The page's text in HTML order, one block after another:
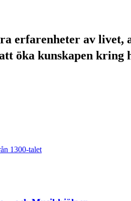
erfarenheter av
öka kunskapen
1300-talet